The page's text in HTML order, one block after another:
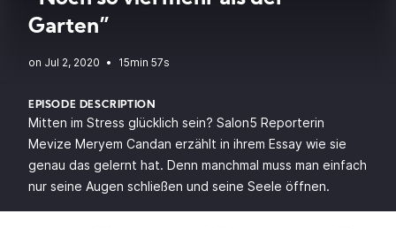
Garten”
• 15min 57s
EPISODE DESCRIPTION
Mitten im Stress glücklich sein? Salon5 Reporterin
Mevize Meryem Candan erzählt in ihrem Essay wie sie
genau das gelernt hat. Denn manchmal muss man einfach
nur seine Augen schließen und seine Seele öffnen.